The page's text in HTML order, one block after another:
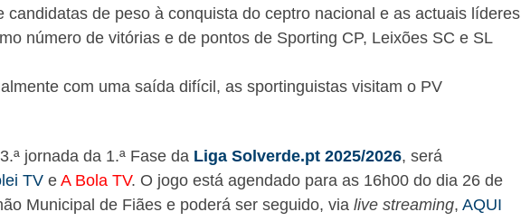
candidatas de peso à conquista do ceptro nacional e as actuais líderes
número de vitórias e de pontos de Sporting CP, Leixões SC e SL
com uma saída difícil, as sportinguistas visitam o PV
jornada da 1.ª Fase da Liga Solverde.pt 2025/2026, será
TV e A Bola TV. O jogo está agendado para as 16h00 do dia 26 de
Municipal de Fiães e poderá ser seguido, via live streaming, AQUI